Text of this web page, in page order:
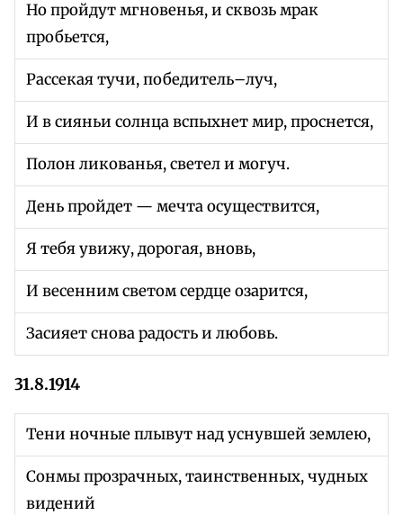
Но пройдут мгновенья, и сквозь мрак
пробьется,
Рассекая тучи, победитель–луч,
И в сияньи солнца вспыхнет мир, проснется,
Полон ликованья, светел и могуч.
День пройдет — мечта осуществится,
Я тебя увижу, дорогая, вновь,
И весенним светом сердце озарится,
Засияет снова радость и любовь.
31.8.1914
Тени ночные плывут над уснувшей землею,
Сонмы прозрачных, таинственных, чудных
видений